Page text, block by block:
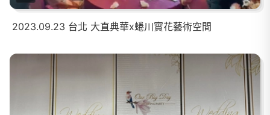
2023.09.23 台北 大直典華x蜷川實花藝術空間